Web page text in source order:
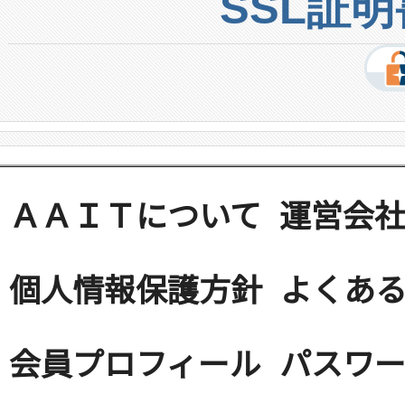
ＡＡＩＴについて 運営会社
個人情報保護方針 よくあ
会員プロフィール パスワ